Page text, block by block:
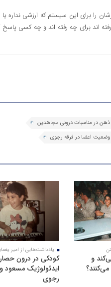
برای این سیستم که ارزشی نداره یا
اند برای چه رفته اند و چه کسی
ذهن در مناسبات درونی مجاهدین
وضعیت اعضا در فرقه رجوی
و
یادداشت‌هایی از امیر
کودکی در درون حصار
ایدئولوژیک مسعود
رجوی